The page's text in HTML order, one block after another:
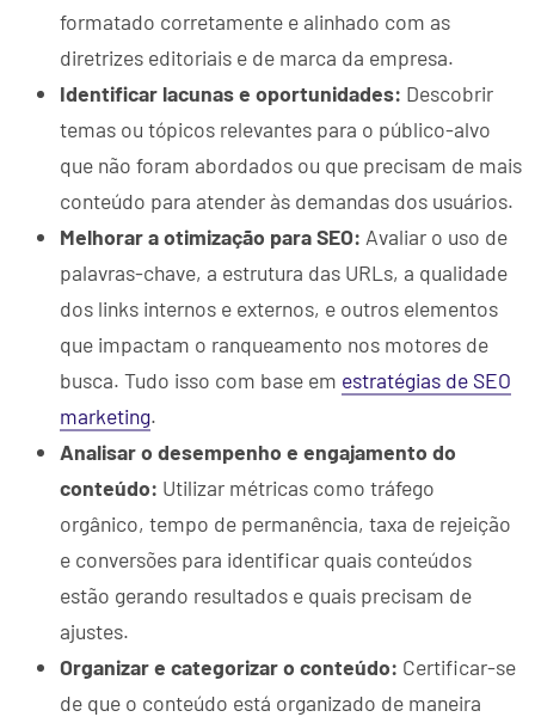
formatado corretamente e alinhado com as
diretrizes editoriais e de marca da empresa.
Identificar lacunas e oportunidades: Descobrir
temas ou tópicos relevantes para o público-alvo
que não foram abordados ou que precisam de mais
conteúdo para atender às demandas dos usuários.
Melhorar a otimização para SEO: Avaliar o uso de
palavras-chave, a estrutura das URLs, a qualidade
dos links internos e externos, e outros elementos
que impactam o ranqueamento nos motores de
busca. Tudo isso com base em estratégias de SEO
marketing.
Analisar o desempenho e engajamento do
conteúdo: Utilizar métricas como tráfego
orgânico, tempo de permanência, taxa de rejeição
e conversões para identificar quais conteúdos
estão gerando resultados e quais precisam de
ajustes.
Organizar e categorizar o conteúdo: Certificar-se
de que o conteúdo está organizado de maneira